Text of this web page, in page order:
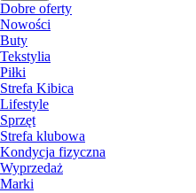
Dobre oferty
Nowości
Buty
Tekstylia
Piłki
Strefa Kibica
Lifestyle
Sprzęt
Strefa klubowa
Kondycja fizyczna
Wyprzedaż
Marki